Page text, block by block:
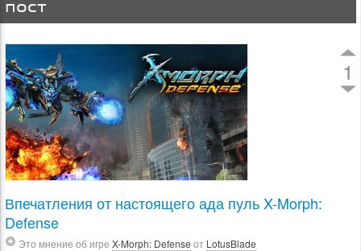
пост
1
Впечатления от настоящего ада пуль X-Morph:
Defense
Это мнение об игре X-Morph: Defense от LotusBlade